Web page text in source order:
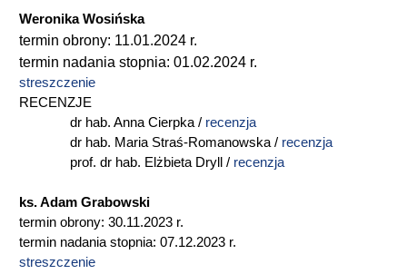
Weronika Wosińska
termin obrony: 11.01.2024 r.
termin nadania stopnia: 01.02.2024 r.
streszczenie
RECENZJE
dr hab. Anna Cierpka / recenzja
dr hab. Maria Straś-Romanowska / recenzja
prof. dr hab. Elżbieta Dryll / recenzja
ks. Adam Grabowski
termin obrony: 30.11.2023 r.
termin nadania stopnia: 07.12.2023 r.
streszczenie